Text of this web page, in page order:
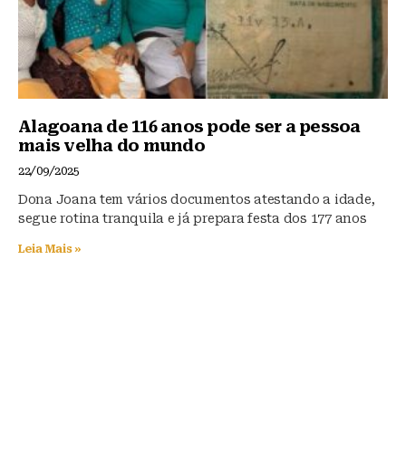
Alagoana de 116 anos pode ser a pessoa
mais velha do mundo
22/09/2025
Dona Joana tem vários documentos atestando a idade,
segue rotina tranquila e já prepara festa dos 177 anos
Leia Mais »